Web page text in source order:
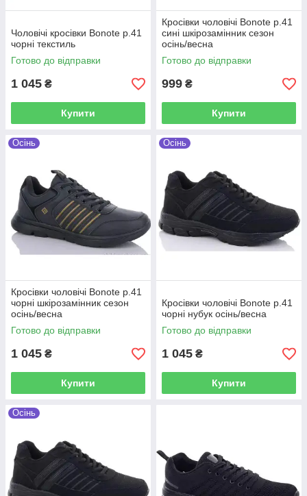
Чоловічі кросівки Bonote р.41
чорні текстиль
Готово до відправки
1 045 ₴
Купити
Кросівки чоловічі Bonote р.41
сині шкірозамінник сезон
осінь/весна
Готово до відправки
999 ₴
Купити
Осінь
Кросівки чоловічі Bonote р.41
чорні шкірозамінник сезон
осінь/весна
Готово до відправки
1 045 ₴
Купити
Осінь
Кросівки чоловічі Bonote р.41
чорні нубук осінь/весна
Готово до відправки
1 045 ₴
Купити
Осінь